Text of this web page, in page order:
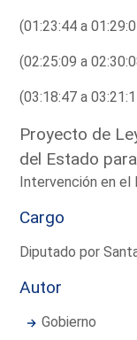
(01:23:44 a
(02:25:09 a
(03:18:47 a
Proyecto de
del Estado
Intervención en
Cargo
Diputado por
Autor
Gobierno